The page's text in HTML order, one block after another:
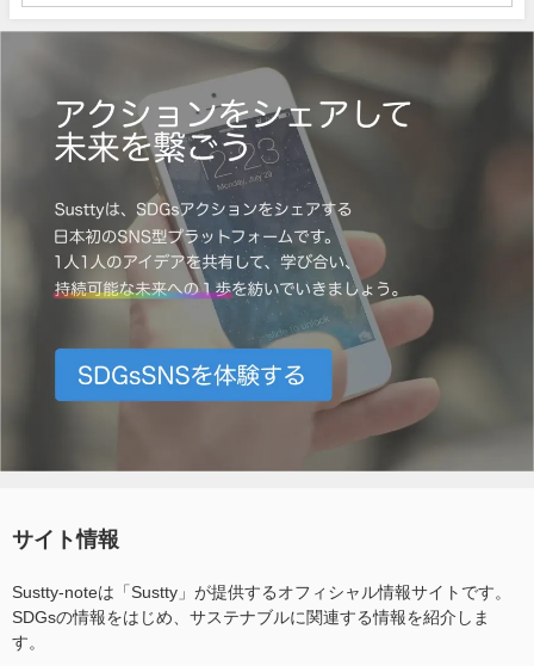
サイト情報
Sustty-noteは「Sustty」が提供するオフィシャル情報サイトです。
SDGsの情報をはじめ、サステナブルに関連する情報を紹介しま
す。